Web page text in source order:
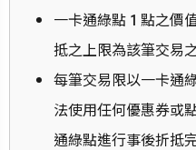
一卡通綠點 1 點之價
抵之上限為該筆交易
每筆交易限以一卡通
法使用任何優惠券或
通綠點進行事後折抵